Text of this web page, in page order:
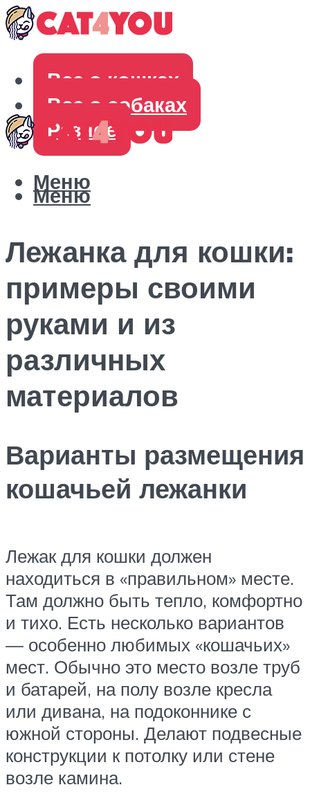
Все о кошках
Все о собаках
Разное
Меню
Меню
Лежанка для кошки:
примеры своими
руками и из
различных
материалов
Варианты размещения
кошачьей лежанки
Лежак для кошки должен
находиться в «правильном» месте.
Там должно быть тепло, комфортно
и тихо. Есть несколько вариантов
— особенно любимых «кошачьих»
мест. Обычно это место возле труб
и батарей, на полу возле кресла
или дивана, на подоконнике с
южной стороны. Делают подвесные
конструкции к потолку или стене
возле камина.